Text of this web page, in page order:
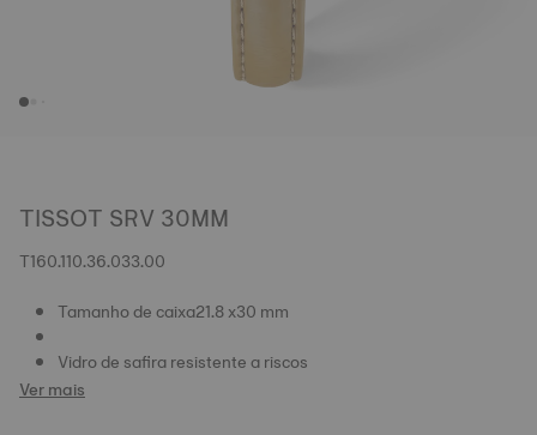
TISSOT SRV 30MM
T160.110.36.033.00
Tamanho de caixa21.8 x30 mm
Vidro de safira resistente a riscos
Ver mais